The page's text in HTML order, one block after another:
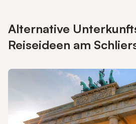
Alternative
Reiseideen am